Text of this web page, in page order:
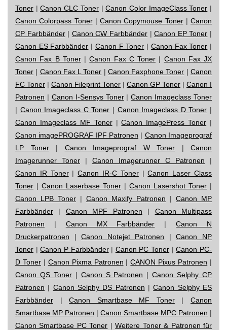
Toner |Canon CLC Toner|Canon Color ImageClass Toner |
Canon Colorpass Toner| Canon Copymouse Toner| Canon
CP Farbbänder| Canon CW Farbbänder |Canon EP Toner |
Canon ES Farbbänder | Canon F Toner | Canon Fax Toner |
Canon Fax B Toner|Canon Fax C Toner | Canon Fax JX
Toner | Canon Fax L Toner | Canon Faxphone Toner |Canon
FC Toner | Canon Fileprint Toner | Canon GP Toner | Canon I
Patronen | Canon I-Sensys Toner|Canon Imageclass Toner
| Canon Imageclass C Toner | Canon Imageclass D Toner |
Canon Imageclass MF Toner|Canon ImagePress Toner |
Canon imagePROGRAF IPF Patronen | Canon Imageprograf
LP Toner| Canon Imageprograf W Toner | Canon
Imagerunner Toner | Canon Imagerunner C Patronen |
Canon IR Toner|Canon IR-C Toner|Canon Laser Class
Toner | Canon Laserbase Toner | Canon Lasershot Toner |
Canon LPB Toner | Canon Maxify Patronen | Canon MP
Farbbänder | Canon MPF Patronen | Canon Multipass
Patronen | Canon MX Farbbänder |Canon N
Druckerpatronen |Canon Notejet Patronen |Canon NP
Toner |Canon P Farbbänder| Canon PC Toner |Canon PC-
D Toner| Canon Pixma Patronen |CANON Pixus Patronen |
Canon QS Toner| Canon S Patronen |Canon Selphy CP
Patronen | Canon Selphy DS Patronen |Canon Selphy ES
Farbbänder |Canon Smartbase MF Toner|Canon
Smartbase MP Patronen | Canon Smartbase MPC Patronen |
Canon Smartbase PC Toner |Weitere Toner & Patronen für